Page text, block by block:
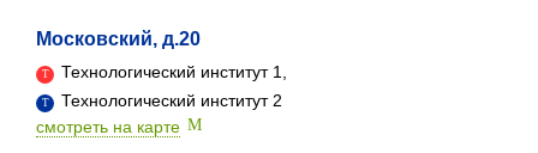
Московский, д.20
Технологический институт 1,
Технологический институт 2
смотреть на карте